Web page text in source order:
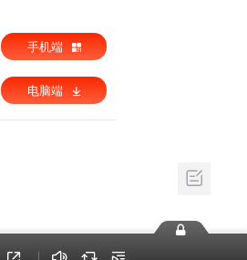
手机端
电脑端